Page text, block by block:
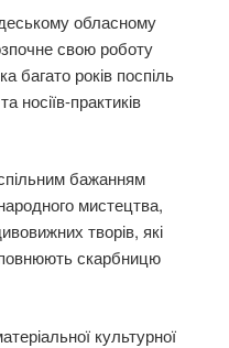
обласному
свою роботу
багато років поспіль
носіїв-практиків
бажанням
мистецтва,
творів, які
скарбницю
культурної